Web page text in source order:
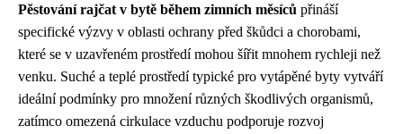
Pěstování rajčat v bytě během zimních měsíců přináší
specifické výzvy v oblasti ochrany před škůdci a chorobami,
které se v uzavřeném prostředí mohou šířit mnohem rychleji než
venku. Suché a teplé prostředí typické pro vytápěné byty vytváří
ideální podmínky pro množení různých škodlivých organismů,
zatímco omezená cirkulace vzduchu podporuje rozvoj